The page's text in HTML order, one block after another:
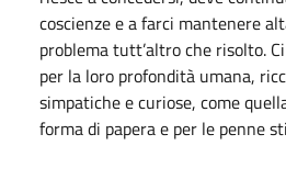
coscienze e a farci mantenere
problema tutt’altro che risolto.
per la loro profondità umana,
simpatiche e curiose, come
forma di papera e per le penne